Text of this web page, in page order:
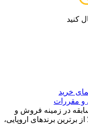
کنید
خرید
و مقررات
با بیش از ۲۰ سال سابقه در زمینه فروش و
تخصصی و ۱۰ هزار کالا از برترین برندهای اروپایی،